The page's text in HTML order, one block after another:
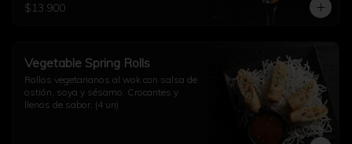
$13.900
Vegetable Spring Rolls
Rollos vegetarianos al wok con salsa de
ostión, soya y sésamo. Crocantes y
llenos de sabor. (4 un)